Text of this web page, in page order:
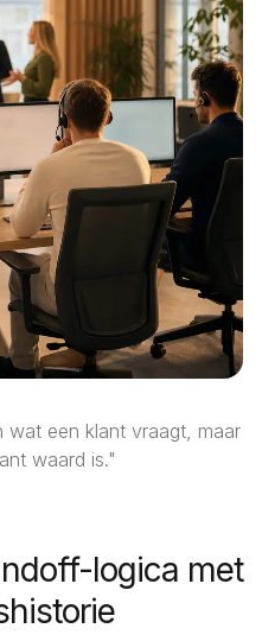
wat een klant vraagt, maar
waard is."
logica met